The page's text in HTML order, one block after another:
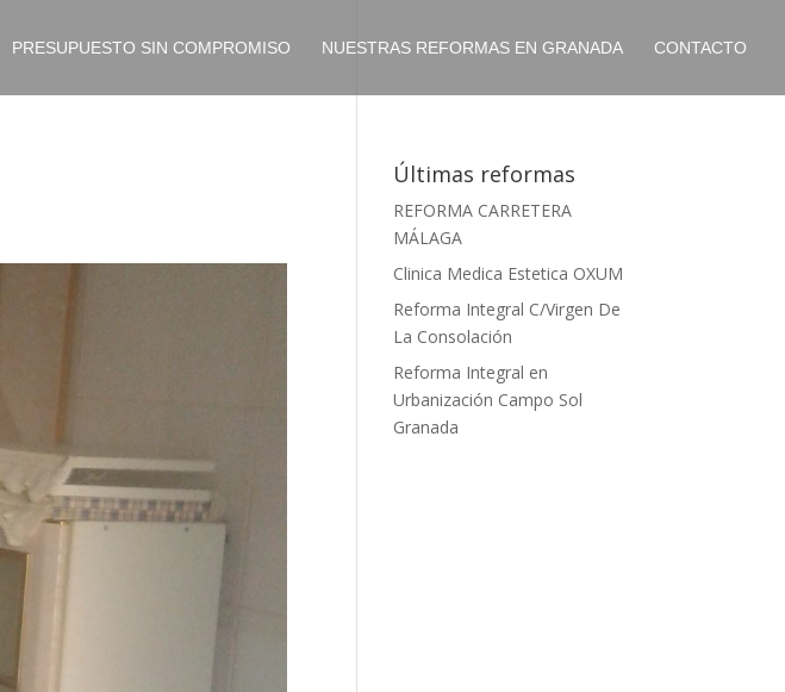
PRESUPUESTO SIN COMPROMISO NUESTRAS REFORMAS EN GRANADA CONTACTO
Últimas reformas
REFORMA CARRETERA
MÁLAGA
Clinica Medica Estetica OXUM
Reforma Integral C/Virgen De
La Consolación
Reforma Integral en
Urbanización Campo Sol
Granada